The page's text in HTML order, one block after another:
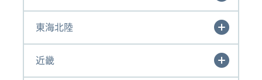
東海北陸
近畿